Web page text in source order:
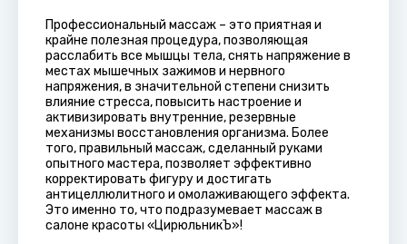
Профессиональный массаж – это приятная и
крайне полезная процедура, позволяющая
расслабить все мышцы тела, снять напряжение в
местах мышечных зажимов и нервного
напряжения, в значительной степени снизить
влияние стресса, повысить настроение и
активизировать внутренние, резервные
механизмы восстановления организма. Более
того, правильный массаж, сделанный руками
опытного мастера, позволяет эффективно
корректировать фигуру и достигать
антицеллюлитного и омолаживающего эффекта.
Это именно то, что подразумевает массаж в
салоне красоты «ЦирюльникЪ»!